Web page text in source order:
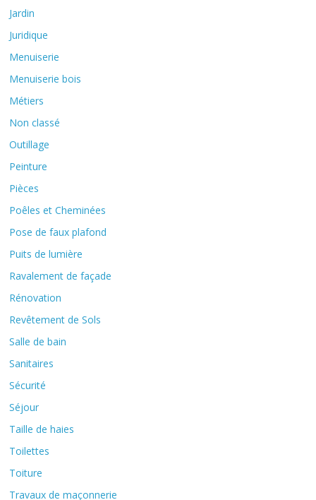
Jardin
Juridique
Menuiserie
Menuiserie bois
Métiers
Non classé
Outillage
Peinture
Pièces
Poêles et Cheminées
Pose de faux plafond
Puits de lumière
Ravalement de façade
Rénovation
Revêtement de Sols
Salle de bain
Sanitaires
Sécurité
Séjour
Taille de haies
Toilettes
Toiture
Travaux de maçonnerie